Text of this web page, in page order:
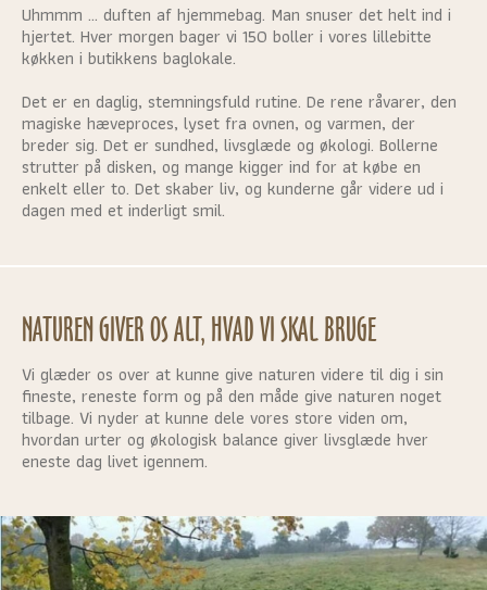
Uhmmm … duften af hjemmebag. Man snuser det helt ind i
hjertet. Hver morgen bager vi 150 boller i vores lillebitte
køkken i butikkens baglokale.
Det er en daglig, stemningsfuld rutine. De rene råvarer, den
magiske hæveproces, lyset fra ovnen, og varmen, der
breder sig. Det er sundhed, livsglæde og økologi. Bollerne
strutter på disken, og mange kigger ind for at købe en
enkelt eller to. Det skaber liv, og kunderne går videre ud i
dagen med et inderligt smil.
NATUREN GIVER OS ALT, HVAD VI SKAL BRUGE
Vi glæder os over at kunne give naturen videre til dig i sin
fineste, reneste form og på den måde give naturen noget
tilbage. Vi nyder at kunne dele vores store viden om,
hvordan urter og økologisk balance giver livsglæde hver
eneste dag livet igennem.